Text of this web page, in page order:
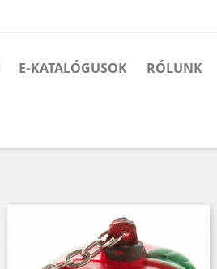
E-KATALÓGUSOK RÓLUNK